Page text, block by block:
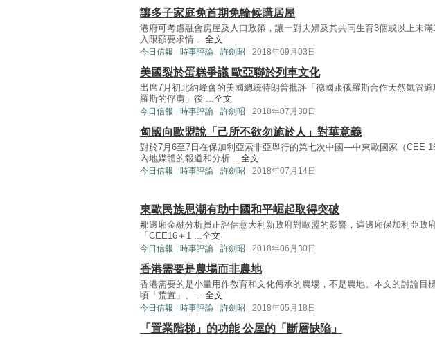
讓多子家庭免首期免輪候購居屋
港府可考慮融會房屋及人口政策，讓一對夫婦及其共同生育3個或以上未
入限額要求情 ...全文
今日信報 時事評論 許劍昭 2018年09月03日
美國裂於蛋糕爭議 歐亞聯於列車文化
出席7月初北約峰會的美國總統特朗普批評「德國跟俄羅斯合作天然氣管
羅斯的俘虜」後 ...全文
今日信報 時事評論 許劍昭 2018年07月30日
匈國向歐盟說「己所不欲勿施於人」對華意義
對於7月6至7日在保加利亞索非亞舉行的第七次中國—中東歐國家（CEE
內地媒體的報道和分析 ...全文
今日信報 時事評論 許劍昭 2018年07月14日
東歐民族思潮有助中國和平崛起取得突破
那邊廂金融分析員正評估意大利新政府對歐盟的影響，這邊廂保加利亞政
「CEE16＋1 ... 全文
今日信報 時事評論 許劍昭 2018年06月30日
香港需要是農場而非農地
香港需要的是小量用作教育和文化傳承的農場，不是農地。本文的討論目
頃「荒置」、 ... 全文
今日信報 時事評論 許劍昭 2018年05月18日
「置業階梯」的功能 公屋的「斷層缺陷」